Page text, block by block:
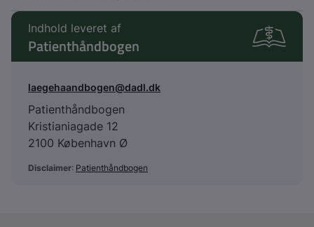
Indhold leveret af
Patienthåndbogen
laegehaandbogen@dadl.dk
Patienthåndbogen
Kristianiagade 12
2100 København Ø
Disclaimer: Patienthåndbogen